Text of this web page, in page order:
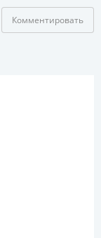
Комментировать